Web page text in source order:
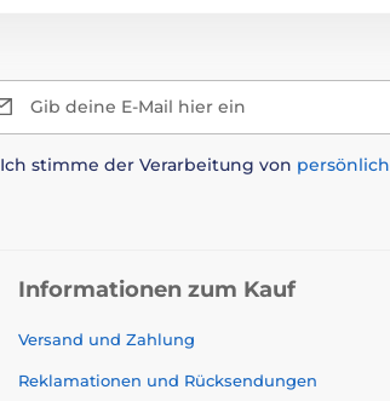
Gib deine E-Mail hier ein
Ich stimme der Verarbeitung von
Informationen zum Kauf
Versand und Zahlung
Reklamationen und Rücksendungen